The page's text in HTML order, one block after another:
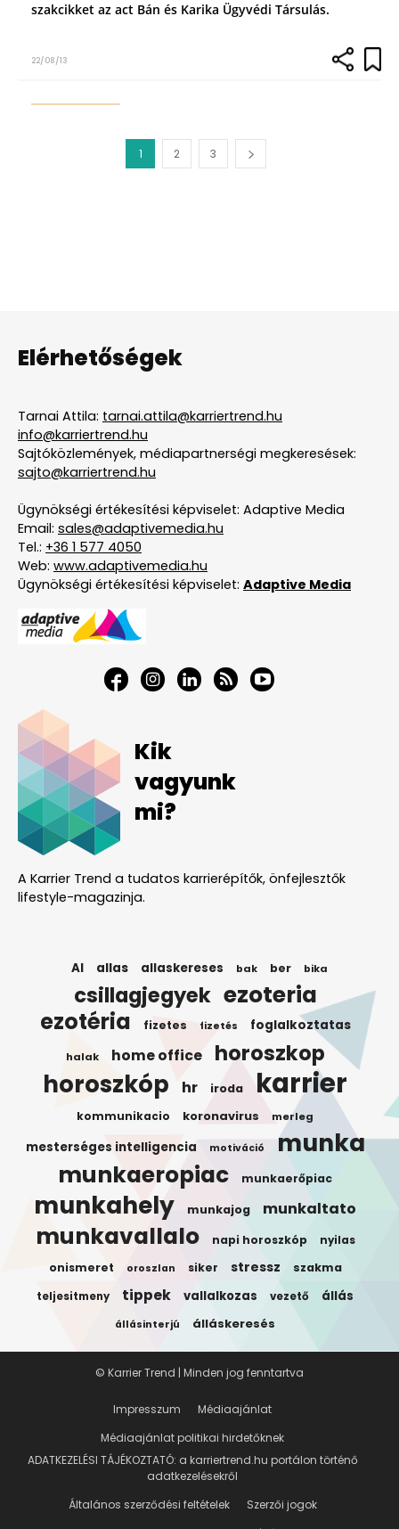
szakcikket az act Bán és Karika Ügyvédi Társulás.
22/08/13
1 2 3
Elérhetőségek
Tarnai Attila: tarnai.attila@karriertrend.hu
info@karriertrend.hu
Sajtóközlemények, médiapartnerségi megkeresések:
sajto@karriertrend.hu
Ügynökségi értékesítési képviselet: Adaptive Media
Email: sales@adaptivemedia.hu
Tel.: +36 1 577 4050
Web: www.adaptivemedia.hu
Ügynökségi értékesítési képviselet: Adaptive Media
Kik
vagyunk
mi?
A Karrier Trend a tudatos karrierépítők, önfejlesztők
lifestyle-magazinja.
AI allas allaskereses bak ber bika
csillagjegyek ezoteria
ezotéria fizetes fizetés foglalkoztatas
halak home office horoszkop
horoszkóp hr iroda karrier
kommunikacio koronavirus merleg
mesterséges intelligencia motiváció munka
munkaeropiac munkaerőpiac
munkahely munkajog munkaltato
munkavallalo napi horoszkóp nyilas
onismeret oroszlan siker stressz szakma
teljesitmeny tippek vallalkozas vezető állás
állásinterjú álláskeresés
Impresszum
Médiaajánlat
Médiaajánlat politikai hirdetőknek
ADATKEZELÉSI TÁJÉKOZTATÓ: a karriertrend.hu portálon történő
adatkezelésekről
Általános szerződési feltételek
Szerzői jogok
© Karrier Trend | Minden jog fenntartva